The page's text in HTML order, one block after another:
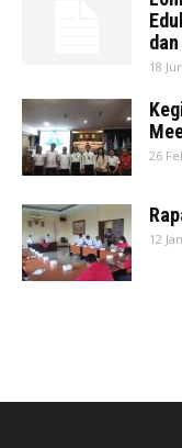
18
26
12